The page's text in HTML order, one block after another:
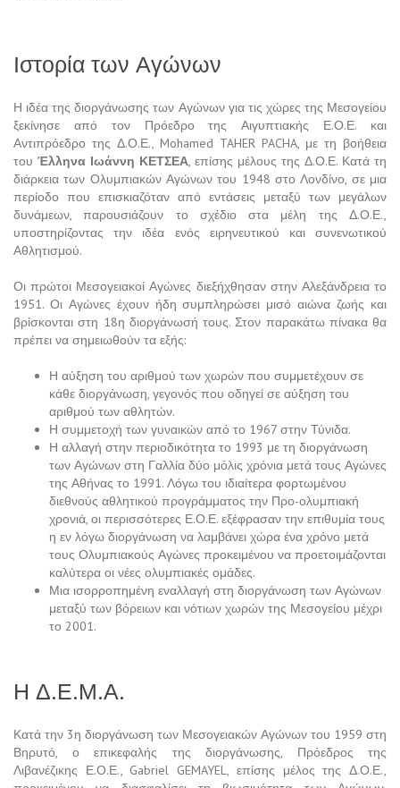
Ιστορία των Αγώνων
Η ιδέα της διοργάνωσης των Αγώνων για τις χώρες της Μεσογείου
ξεκίνησε από τον Πρόεδρο της Αιγυπτιακής Ε.Ο.Ε. και
Αντιπρόεδρο της Δ.Ο.Ε., Mohamed TAHER PACHA, με τη βοήθεια
του Έλληνα Ιωάννη ΚΕΤΣΕΑ, επίσης μέλους της Δ.Ο.Ε. Κατά τη
διάρκεια των Ολυμπιακών Αγώνων του 1948 στο Λονδίνο, σε μια
περίοδο που επισκιαζόταν από εντάσεις μεταξύ των μεγάλων
δυνάμεων, παρουσιάζουν το σχέδιο στα μέλη της Δ.Ο.Ε.,
υποστηρίζοντας την ιδέα ενός ειρηνευτικού και συνενωτικού
Αθλητισμού.
Οι πρώτοι Μεσογειακοί Αγώνες διεξήχθησαν στην Αλεξάνδρεια το
1951. Οι Αγώνες έχουν ήδη συμπληρώσει μισό αιώνα ζωής και
βρίσκονται στη 18η διοργάνωσή τους. Στον παρακάτω πίνακα θα
πρέπει να σημειωθούν τα εξής:
Η αύξηση του αριθμού των χωρών που συμμετέχουν σε
κάθε διοργάνωση, γεγονός που οδηγεί σε αύξηση του
αριθμού των αθλητών.
Η συμμετοχή των γυναικών από το 1967 στην Τύνιδα.
Η αλλαγή στην περιοδικότητα το 1993 με τη διοργάνωση
των Αγώνων στη Γαλλία δύο μόλις χρόνια μετά τους Αγώνες
της Αθήνας το 1991. Λόγω του ιδιαίτερα φορτωμένου
διεθνούς αθλητικού προγράμματος την Προ-ολυμπιακή
χρονιά, οι περισσότερες Ε.Ο.Ε. εξέφρασαν την επιθυμία τους
η εν λόγω διοργάνωση να λαμβάνει χώρα ένα χρόνο μετά
τους Ολυμπιακούς Αγώνες προκειμένου να προετοιμάζονται
καλύτερα οι νέες ολυμπιακές ομάδες.
Μια ισορροπημένη εναλλαγή στη διοργάνωση των Αγώνων
μεταξύ των βόρειων και νότιων χωρών της Μεσογείου μέχρι
το 2001.
Η Δ.Ε.Μ.Α.
Κατά την 3η διοργάνωση των Μεσογειακών Αγώνων του 1959 στη
Βηρυτό, ο επικεφαλής της διοργάνωσης, Πρόεδρος της
Λιβανέζικης Ε.Ο.Ε., Gabriel GEMAYEL, επίσης μέλος της Δ.Ο.Ε.,